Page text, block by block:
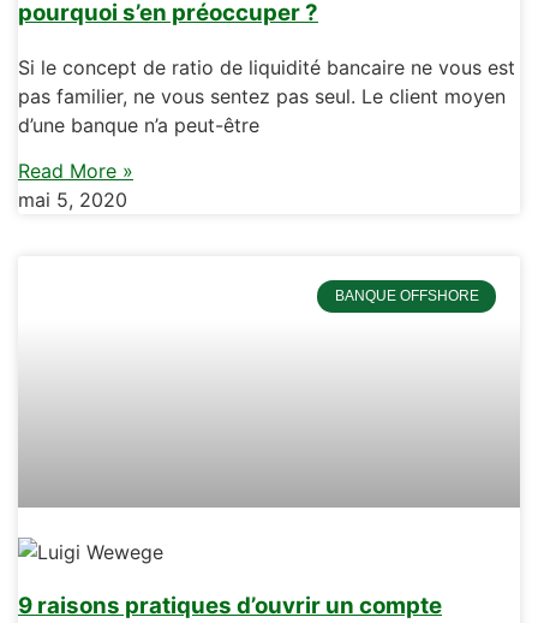
pourquoi s’en préoccuper ?
Si le concept de ratio de liquidité bancaire ne vous est
pas familier, ne vous sentez pas seul. Le client moyen
d’une banque n’a peut-être
Read More »
mai 5, 2020
BANQUE OFFSHORE
9 raisons pratiques d’ouvrir un compte